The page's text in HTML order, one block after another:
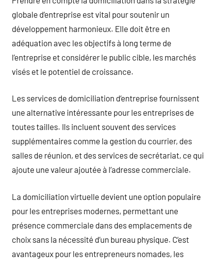
globale d’entreprise est vital pour soutenir un
développement harmonieux. Elle doit être en
adéquation avec les objectifs à long terme de
l’entreprise et considérer le public cible, les marchés
visés et le potentiel de croissance.
Les services de domiciliation d’entreprise fournissent
une alternative intéressante pour les entreprises de
toutes tailles. Ils incluent souvent des services
supplémentaires comme la gestion du courrier, des
salles de réunion, et des services de secrétariat, ce qui
ajoute une valeur ajoutée à l’adresse commerciale.
La domiciliation virtuelle devient une option populaire
pour les entreprises modernes, permettant une
présence commerciale dans des emplacements de
choix sans la nécessité d’un bureau physique. C’est
avantageux pour les entrepreneurs nomades, les